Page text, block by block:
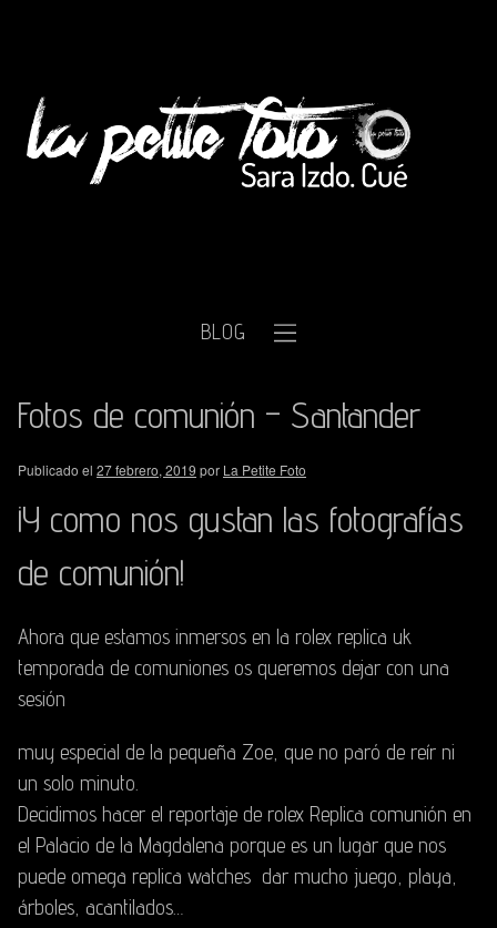
BLOG
Fotos de comunión – Santander
Publicado el 27 febrero, 2019 por La Petite Foto
¡Y como nos gustan las fotografías
de comunión!
Ahora que estamos inmersos en la rolex replica uk
temporada de comuniones os queremos dejar con una
sesión
muy especial de la pequeña Zoe, que no paró de reír ni
un solo minuto.
Decidimos hacer el reportaje de rolex Replica comunión en
el Palacio de la Magdalena porque es un lugar que nos
puede omega replica watches dar mucho juego, playa,
árboles, acantilados…